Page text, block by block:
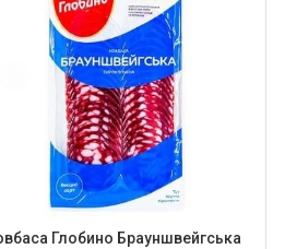
Глобино Брауншвейгська